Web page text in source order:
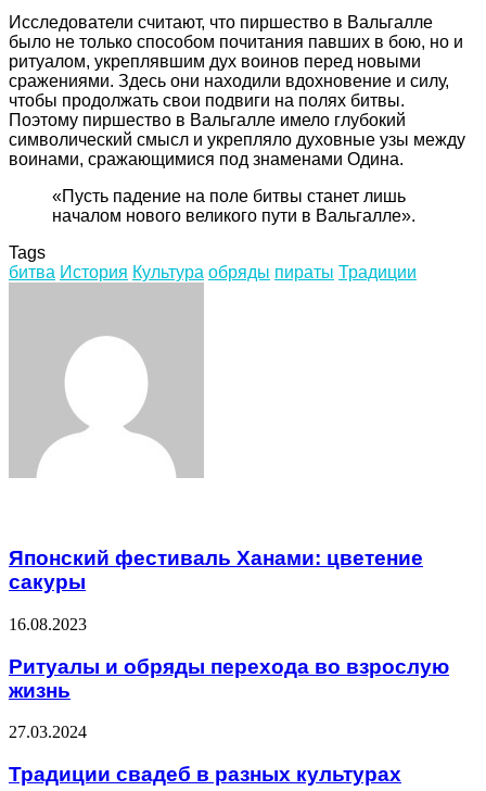
Исследователи считают, что пиршество в Вальгалле
было не только способом почитания павших в бою, но и
ритуалом, укреплявшим дух воинов перед новыми
сражениями. Здесь они находили вдохновение и силу,
чтобы продолжать свои подвиги на полях битвы.
Поэтому пиршество в Вальгалле имело глубокий
символический смысл и укрепляло духовные узы между
воинами, сражающимися под знаменами Одина.
«Пусть падение на поле битвы станет лишь
началом нового великого пути в Вальгалле».
Tags
битва История Культура обряды пираты Традиции
Японский фестиваль Ханами: цветение
сакуры
16.08.2023
Ритуалы и обряды перехода во взрослую
жизнь
27.03.2024
Традиции свадеб в разных культурах